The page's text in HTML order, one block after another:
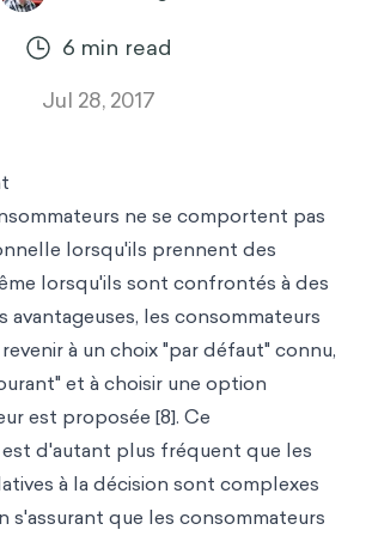
6 min read
Jul 28, 2017
ne se comportent pas
lorsqu'ils prennent des
lorsqu'ils sont confrontés à des
avantageuses, les consommateurs
à un choix "par défaut" connu,
et à choisir une option
est proposée [8]. Ce
d'autant plus fréquent que les
à la décision sont complexes
s'assurant que les consommateurs